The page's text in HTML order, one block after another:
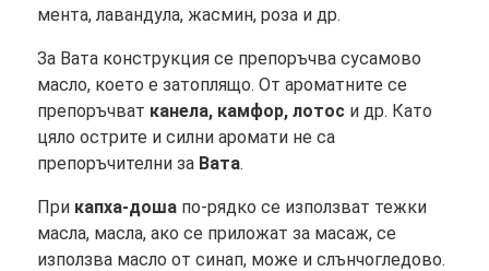
мента, лавандула, жасмин, роза и др.
За Вата конструкция се препоръчва сусамово
масло, което е затоплящо. От ароматните се
препоръчват канела, камфор, лотос и др. Като
цяло острите и силни аромати не са
препоръчителни за Вата.
При капха-доша по-рядко се използват тежки
масла, масла, ако се приложат за масаж, се
използва масло от синап, може и слънчогледово.